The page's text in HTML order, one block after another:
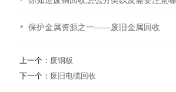
保护金属资源之一——废旧金属回收
上一个： 废铜板
下一个： 废旧电缆回收